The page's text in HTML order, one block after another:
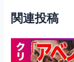
o
o
k
ビ
ゲ
シ
ョ
関連投稿